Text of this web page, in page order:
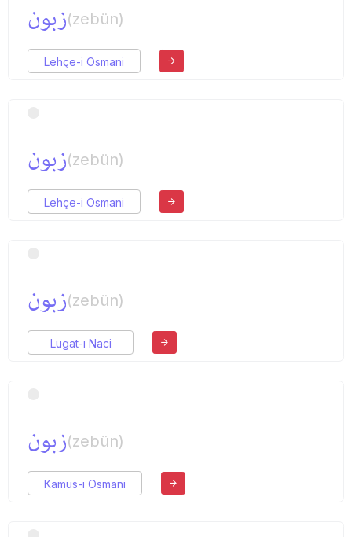
زبون(zebün)
Lehçe-i Osmani
زبون(zebün)
Lehçe-i Osmani
زبون(zebün)
Lugat-ı Naci
زبون(zebün)
Kamus-ı Osmani